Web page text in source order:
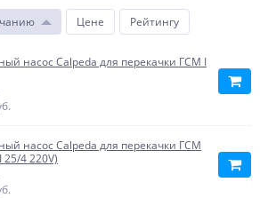
Цене Рейтингу
насос Calpeda для перекачки ГСМ I
насос Calpeda для перекачки ГСМ
25/4 220V)